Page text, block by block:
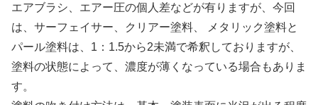
エアブラシ、エアー圧の個人差などが有りますが、今回
は、サーフェイサー、クリアー塗料、 メタリック塗料と
パール塗料は、1：1.5から2未満で希釈しておりますが、
塗料の状態によって、濃度が薄くなっている場合もありま
す。